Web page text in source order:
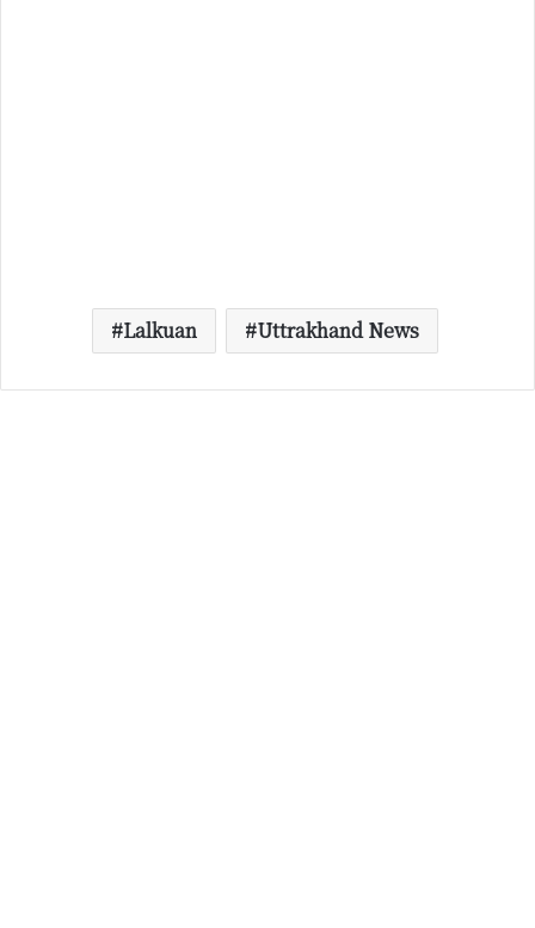
Lalkuan Uttrakhand News